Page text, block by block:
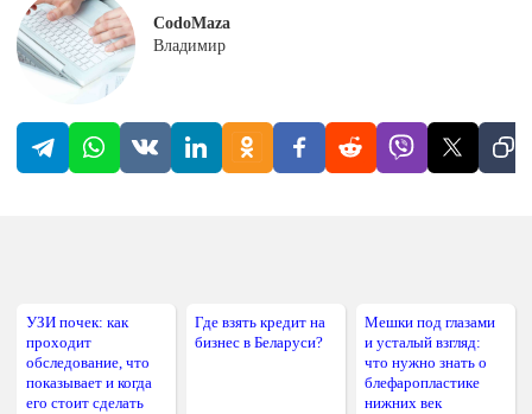
CodoMaza
Владимир
УЗИ почек: как
проходит
обследование, что
показывает и когда
его стоит сделать
Где взять кредит на
бизнес в Беларуси?
Мешки под глазами
и усталый взгляд:
что нужно знать о
блефаропластике
нижних век